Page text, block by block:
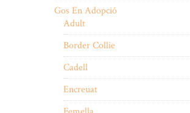
Gos En Adopció
Adult
Border Collie
Cadell
Encreuat